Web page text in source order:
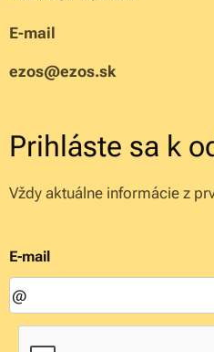
E-mail
ezos@ezos.sk
Prihláste sa k
Vždy aktuálne informácie z
E-mail